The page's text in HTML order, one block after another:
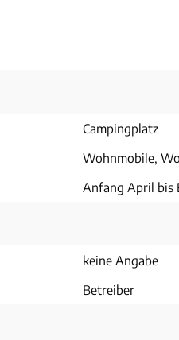
Campingplatz
Wohnmobile,
Anfang April bis
keine Angabe
Betreiber